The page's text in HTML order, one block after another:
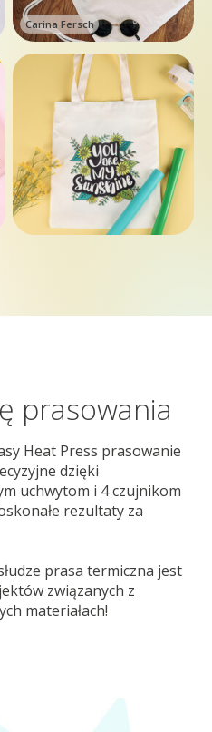
Carina Fersch
prasowania
Heat Press prasowanie
dzięki
uchwytom i 4 czujnikom
rezultaty za
prasa termiczna jest
związanych z
materiałach!